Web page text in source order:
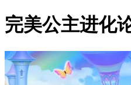
完美公主进化